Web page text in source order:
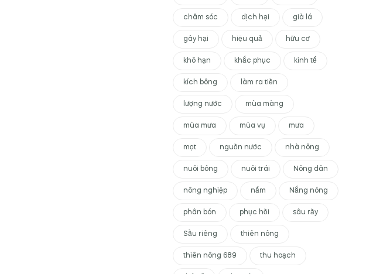
chăm sóc dịch hại già lá
gây hại hiệu quả hữu cơ
khô hạn khắc phục kinh tế
kích bông làm ra tiền
lượng nước mùa màng
mùa mưa mùa vụ mưa
mọt nguồn nước nhà nông
nuôi bông nuôi trái Nông dân
nông nghiệp nấm Nắng nóng
phân bón phục hồi sâu rầy
Sầu riêng thiên nông
thiên nông 689 thu hoạch